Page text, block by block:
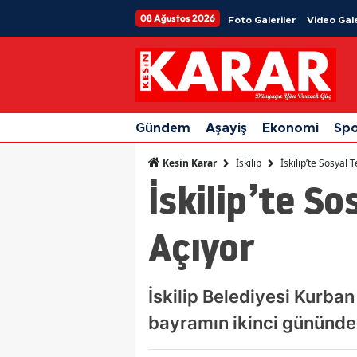
08 Ağustos 2026 Foto Galeriler Video
Gündem Aşayiş Ekonomi
Kesin Karar İskilip İskilip’te Sosyal
İskilip’te
Açıyor
İskilip Belediyesi
bayramın ikinci